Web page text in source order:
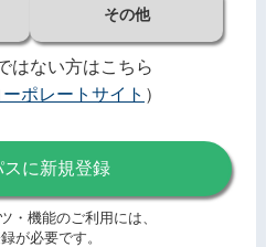
その他
はない方はこちら
ポレートサイト ）
に新規登録
・機能のご利用には、
が必要です。